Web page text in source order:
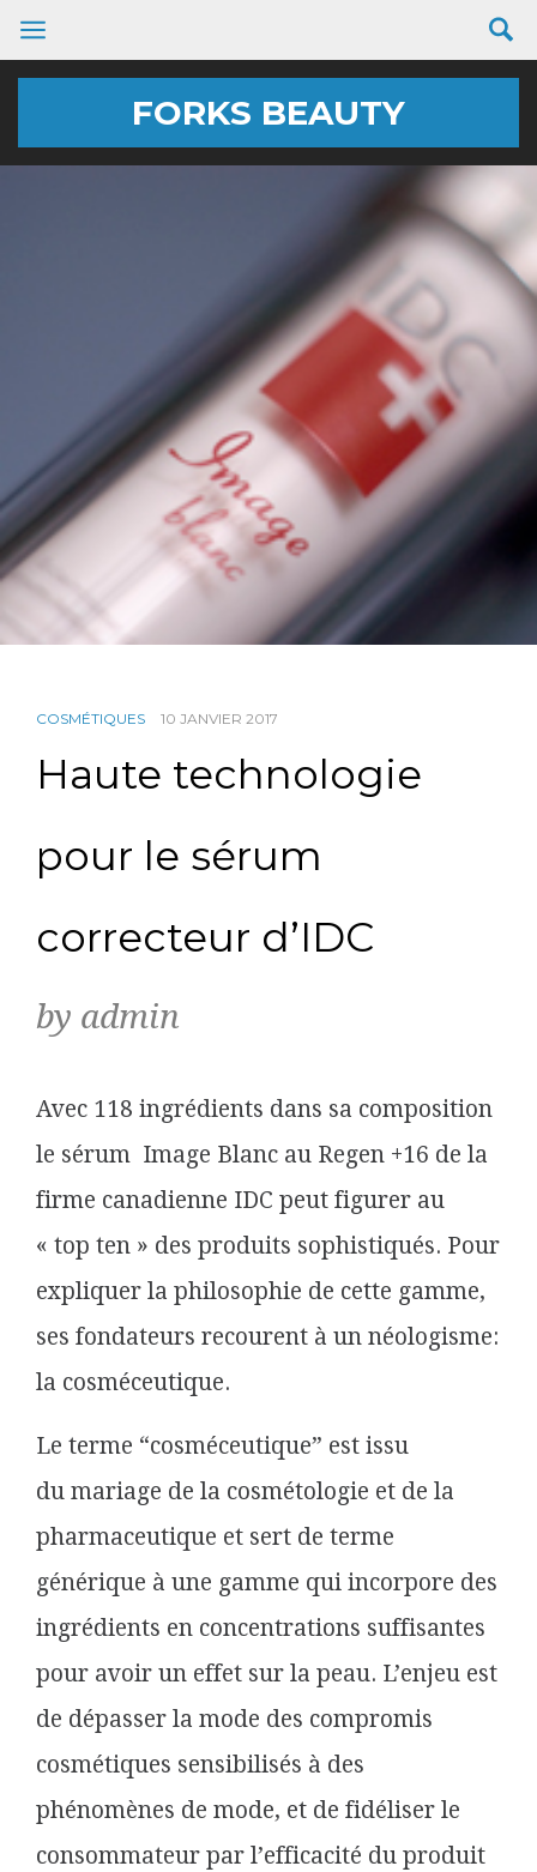
FORKS BEAUTY
COSMÉTIQUES 10 JANVIER 2017
Haute technologie
pour le sérum
correcteur d’IDC
by admin
Avec 118 ingrédients dans sa composition
le sérum Image Blanc au Regen +16 de la
firme canadienne IDC peut figurer au
« top ten » des produits sophistiqués. Pour
expliquer la philosophie de cette gamme,
ses fondateurs recourent à un néologisme:
la cosméceutique.
Le terme “cosméceutique” est issu
du mariage de la cosmétologie et de la
pharmaceutique et sert de terme
générique à une gamme qui incorpore des
ingrédients en concentrations suffisantes
pour avoir un effet sur la peau. L’enjeu est
de dépasser la mode des compromis
cosmétiques sensibilisés à des
phénomènes de mode, et de fidéliser le
consommateur par l’efficacité du produit